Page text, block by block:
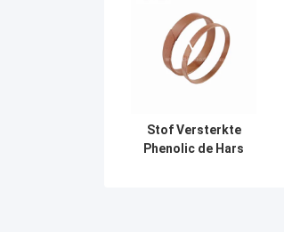
Stof Versterkte
Phenolic de Hars